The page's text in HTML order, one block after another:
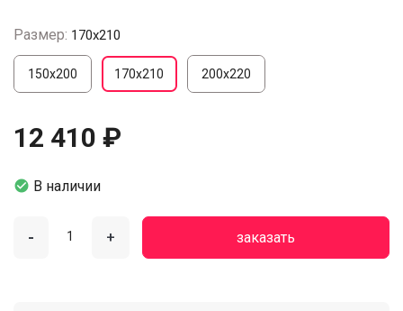
Размер: 170х210
150х200 170х210 200х220
12 410 ₽
 В наличии
- + заказать